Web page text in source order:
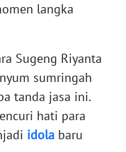
langka
Sugeng Riyanta
sumringah
tanda jasa ini.
hati para
idola baru